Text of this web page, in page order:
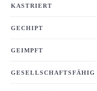
KASTRIERT
GECHIPT
GEIMPFT
GESELLSCHAFTSFÄHIG